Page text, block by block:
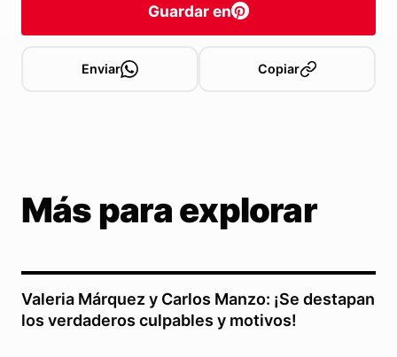
Guardar en
Enviar Copiar
Más para explorar
Valeria Márquez y Carlos Manzo: ¡Se destapan
los verdaderos culpables y motivos!